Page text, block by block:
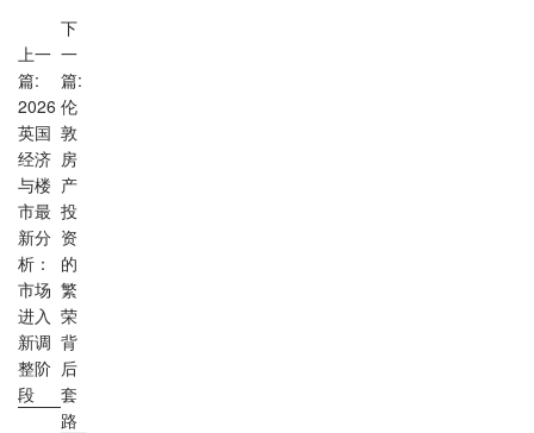
上一
篇:
2026
英国
经济
与楼
市最
新分
析：
市场
进入
新调
整阶
段
下
一
篇:
伦
敦
房
产
投
资
的
繁
荣
背
后
套
路